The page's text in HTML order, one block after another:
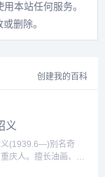
本站任何服务。
删除。
创建我的百科
义
(1939.6—)别名奇
庆人。擅长油画、水